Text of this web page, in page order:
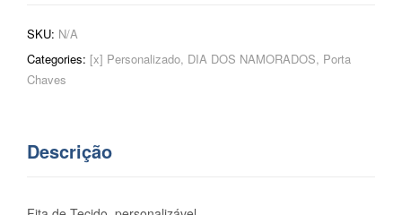
SKU: N/A
Categories: [x] Personalizado, DIA DOS NAMORADOS, Porta
Chaves
Descrição